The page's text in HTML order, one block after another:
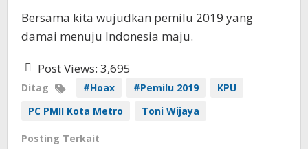
Bersama kita wujudkan pemilu 2019 yang
damai menuju Indonesia maju.
Post Views: 3,695
Ditag #Hoax #Pemilu 2019
KPU
PC PMII Kota Metro
Toni Wijaya
Posting Terkait